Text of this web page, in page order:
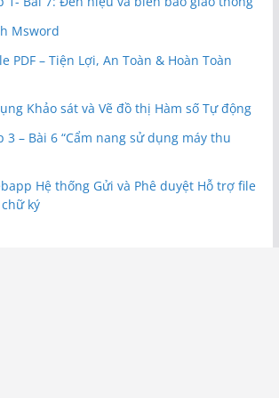
Msword
PDF – Tiện Lợi, An Toàn & Hoàn Toàn
Khảo sát và Vẽ đồ thị Hàm số Tự động
3 – Bài 6 “Cẩm nang sử dụng máy thu
Hệ thống Gửi và Phê duyệt Hỗ trợ file
ký